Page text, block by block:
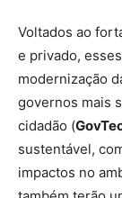
Voltados ao
e privado,
modernização
governos mais
cidadão (
sustentável,
impactos no